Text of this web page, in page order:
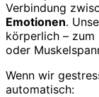
Verbindung
Emotionen.
körperlich – zum
oder
Wenn wir
automatisch: